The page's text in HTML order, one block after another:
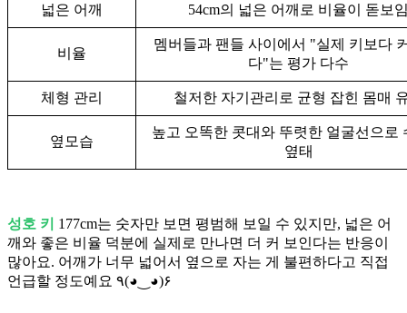
넓은 어깨 54cm의 넓은 어깨로 비율이 돋보
비율
멤버들과 팬들 사이에서 "실제 키보다
다"는 평가 다수
체형 관리 철저한 자기관리로 균형 잡힌 몸매
옆모습
높고 오똑한 콧대와 뚜렷한 얼굴선으로
옆태
성호 키
177cm는 숫자만 보면 평범해 보일 수 있지만, 넓은 어
깨와 좋은 비율 덕분에 실제로 만나면 더 커 보인다는 반응이
많아요. 어깨가 너무 넓어서 옆으로 자는 게 불편하다고 직접
언급할 정도예요 ٩(◕‿◕)۶